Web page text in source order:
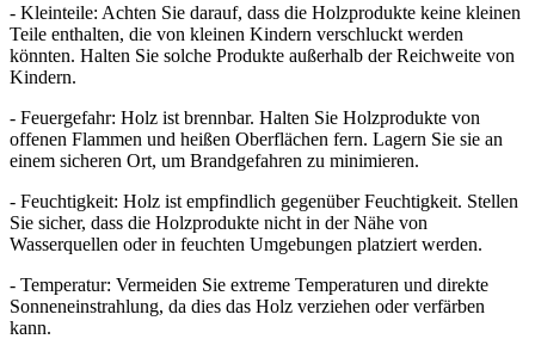
- Kleinteile: Achten Sie darauf, dass die Holzprodukte keine kleinen
Teile enthalten, die von kleinen Kindern verschluckt werden
könnten. Halten Sie solche Produkte außerhalb der Reichweite von
Kindern.
- Feuergefahr: Holz ist brennbar. Halten Sie Holzprodukte von
offenen Flammen und heißen Oberflächen fern. Lagern Sie sie an
einem sicheren Ort, um Brandgefahren zu minimieren.
- Feuchtigkeit: Holz ist empfindlich gegenüber Feuchtigkeit. Stellen
Sie sicher, dass die Holzprodukte nicht in der Nähe von
Wasserquellen oder in feuchten Umgebungen platziert werden.
- Temperatur: Vermeiden Sie extreme Temperaturen und direkte
Sonneneinstrahlung, da dies das Holz verziehen oder verfärben
kann.